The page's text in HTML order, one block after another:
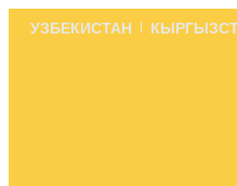
УЗБЕКИСТАН